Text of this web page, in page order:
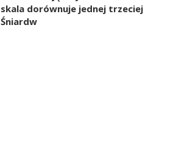
skala dorównuje jednej trzeciej
Śniardw